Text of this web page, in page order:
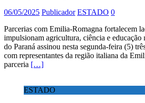
06/05/2025 Publicador ESTADO 0
Parcerias com Emilia-Romagna fortalecem
impulsionam agricultura, ciência e educação
do Paraná assinou nesta segunda-feira (5)
com representantes da região italiana da
parceria […]
ESTADO